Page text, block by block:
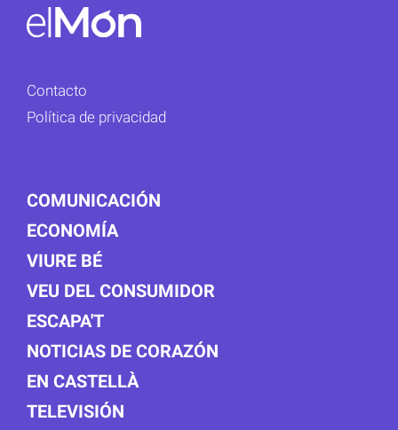
Contacto
Política de privacidad
COMUNICACIÓN
ECONOMÍA
VIURE BÉ
VEU DEL CONSUMIDOR
ESCAPA'T
NOTICIAS DE CORAZÓN
EN CASTELLÀ
TELEVISIÓN